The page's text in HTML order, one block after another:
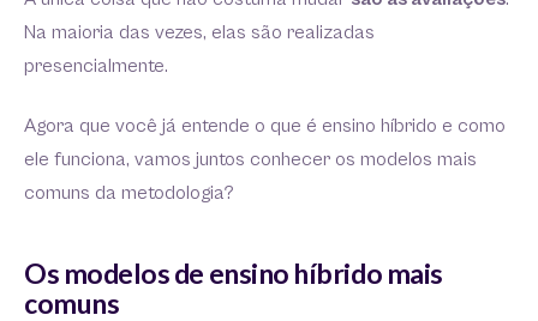
Na maioria das vezes, elas são realizadas
presencialmente.
Agora que você já entende o que é ensino híbrido e como
ele funciona, vamos juntos conhecer os modelos mais
comuns da metodologia?
Os modelos de ensino híbrido mais
comuns